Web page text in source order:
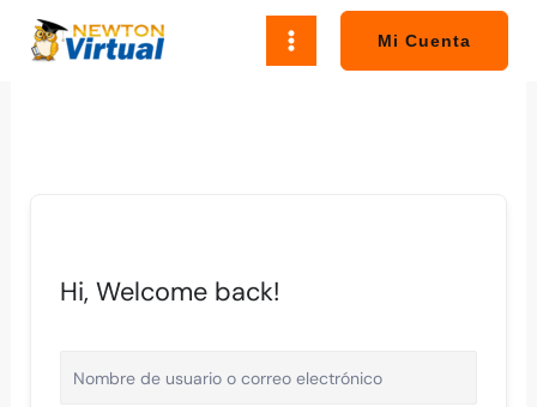
Mi Cuenta
Hi, Welcome back!